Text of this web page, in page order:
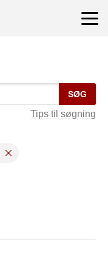
SØG
Tips til søgning